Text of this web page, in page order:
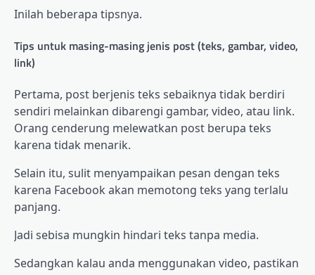
Inilah beberapa tipsnya.
Tips untuk masing-masing jenis post (teks, gambar, video,
link)
Pertama, post berjenis teks sebaiknya tidak berdiri
sendiri melainkan dibarengi gambar, video, atau link.
Orang cenderung melewatkan post berupa teks
karena tidak menarik.
Selain itu, sulit menyampaikan pesan dengan teks
karena Facebook akan memotong teks yang terlalu
panjang.
Jadi sebisa mungkin hindari teks tanpa media.
Sedangkan kalau anda menggunakan video, pastikan